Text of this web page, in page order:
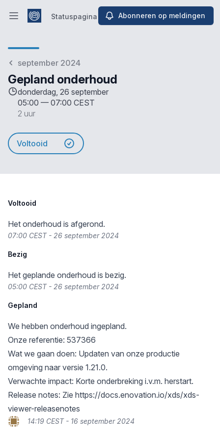
Hoofdmenu openen
Statuspagina Abonneren op meldingen
september 2024
Gepland onderhoud
donderdag, 26 september
05:00 — 07:00 CEST
2 uur
Voltooid
Voltooid
Het onderhoud is afgerond.
07:00 CEST - 26 september 2024
Bezig
Het geplande onderhoud is bezig.
05:00 CEST - 26 september 2024
Gepland
We hebben onderhoud ingepland.
Onze referentie: 537366
Wat we gaan doen: Updaten van onze productie
omgeving naar versie 1.21.0.
Verwachte impact: Korte onderbreking i.v.m. herstart.
Release notes: Zie https://docs.enovation.io/xds/xds-
viewer-releasenotes
14:19 CEST - 16 september 2024